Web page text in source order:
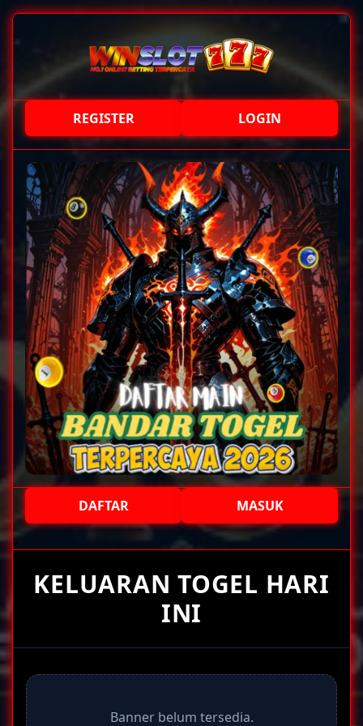
REGISTER LOGIN
DAFTAR MASUK